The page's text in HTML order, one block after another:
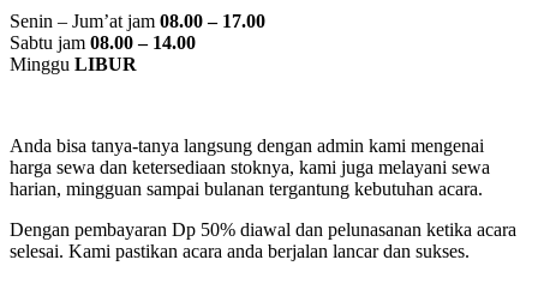
Senin – Jum’at jam 08.00 – 17.00
Sabtu jam 08.00 – 14.00
Minggu LIBUR
Anda bisa tanya-tanya langsung dengan admin kami mengenai
harga sewa dan ketersediaan stoknya, kami juga melayani sewa
harian, mingguan sampai bulanan tergantung kebutuhan acara.
Dengan pembayaran Dp 50% diawal dan pelunasanan ketika acara
selesai. Kami pastikan acara anda berjalan lancar dan sukses.